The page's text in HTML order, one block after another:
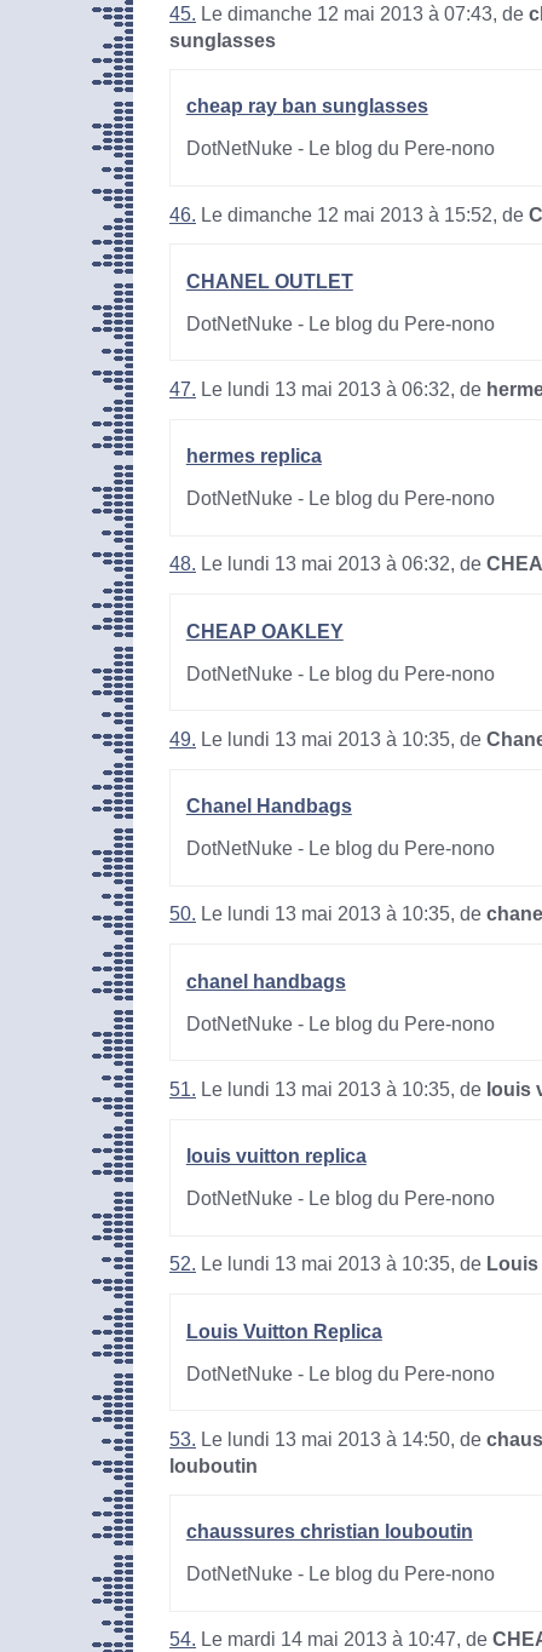
45. Le dimanche 12 mai 2013 à 07:43, de
sunglasses
cheap ray ban sunglasses
DotNetNuke - Le blog du Pere-nono
46. Le dimanche 12 mai 2013 à 15:52, de
CHANEL OUTLET
DotNetNuke - Le blog du Pere-nono
47. Le lundi 13 mai 2013 à 06:32, de
hermes replica
DotNetNuke - Le blog du Pere-nono
48. Le lundi 13 mai 2013 à 06:32, de
CHEAP OAKLEY
DotNetNuke - Le blog du Pere-nono
49. Le lundi 13 mai 2013 à 10:35, de
Chanel Handbags
DotNetNuke - Le blog du Pere-nono
50. Le lundi 13 mai 2013 à 10:35, de
chanel handbags
DotNetNuke - Le blog du Pere-nono
51. Le lundi 13 mai 2013 à 10:35, de louis
louis vuitton replica
DotNetNuke - Le blog du Pere-nono
52. Le lundi 13 mai 2013 à 10:35, de
Louis Vuitton Replica
DotNetNuke - Le blog du Pere-nono
53. Le lundi 13 mai 2013 à 14:50, de
louboutin
chaussures christian louboutin
DotNetNuke - Le blog du Pere-nono
54. Le mardi 14 mai 2013 à 10:47, de